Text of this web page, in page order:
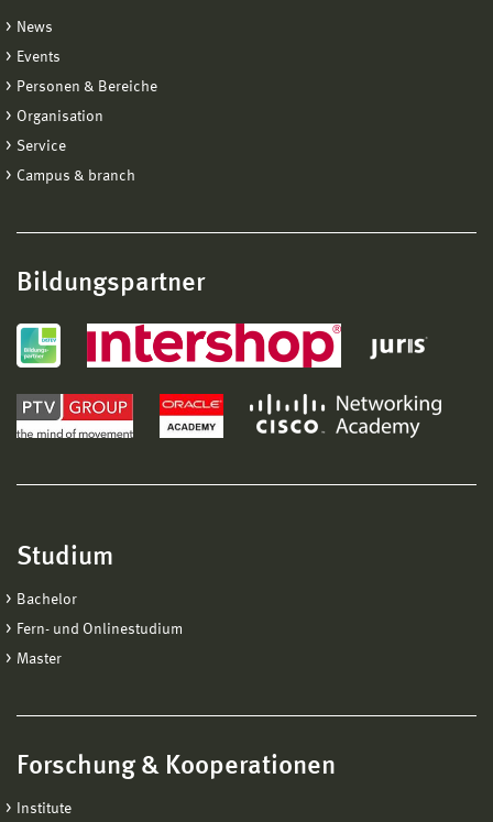
News
Events
Personen & Bereiche
Organisation
Service
Campus & branch
Bildungspartner
Studium
Bachelor
Fern- und Onlinestudium
Master
Forschung & Kooperationen
Institute